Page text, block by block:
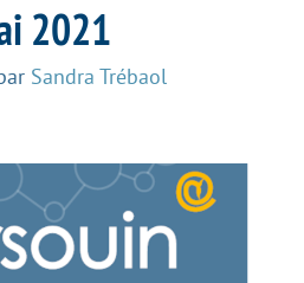
2021
Sandra Trébaol